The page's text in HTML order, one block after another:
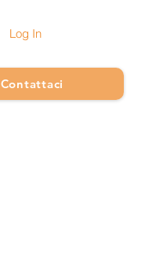
Log In
Contattaci